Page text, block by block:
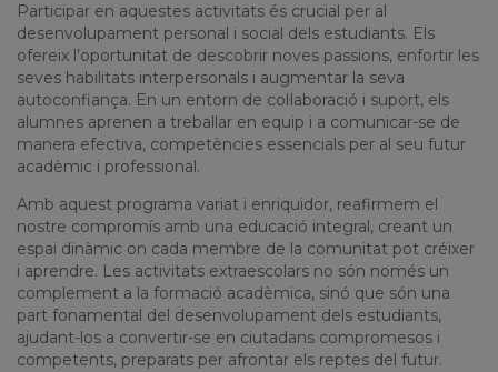
Participar en aquestes activitats és crucial per al
desenvolupament personal i social dels estudiants. Els
ofereix l’oportunitat de descobrir noves passions, enfortir les
seves habilitats interpersonals i augmentar la seva
autoconfiança. En un entorn de col·laboració i suport, els
alumnes aprenen a treballar en equip i a comunicar-se de
manera efectiva, competències essencials per al seu futur
acadèmic i professional.
Amb aquest programa variat i enriquidor, reafirmem el
nostre compromís amb una educació integral, creant un
espai dinàmic on cada membre de la comunitat pot créixer
i aprendre. Les activitats extraescolars no són només un
complement a la formació acadèmica, sinó que són una
part fonamental del desenvolupament dels estudiants,
ajudant-los a convertir-se en ciutadans compromesos i
competents, preparats per afrontar els reptes del futur.